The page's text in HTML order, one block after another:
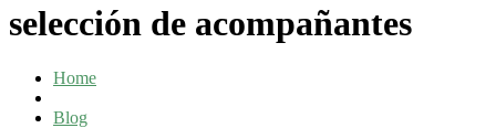
selección de acompañantes
Home
Blog